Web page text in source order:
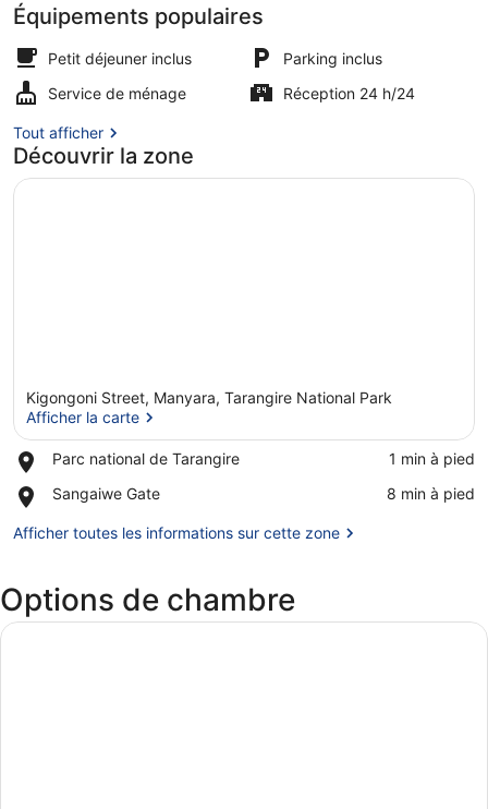
Équipements populaires
Petit déjeuner inclus
Parking inclus
Service de ménage
Réception 24 h/24
Tout afficher
Découvrir la zone
Kigongoni Street, Manyara, Tarangire National Park
Afficher la carte
Parc national de Tarangire
Place,
national
Tarangire
‪1 min à pied‬
Sangaiwe Gate
Place,
Gate
‪8 min à pied‬
Afficher toutes les informations sur cette zone
Options de chambre